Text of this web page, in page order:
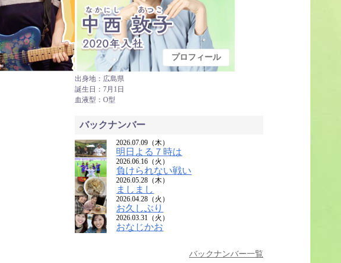
プロフィール
出身地：広島県
誕生日：7月1日
血液型：O型
バックナンバー
2026.07.09（木）
明日よる７時は
2026.06.16（火）
負けられない戦い
2026.05.28（木）
ましまし
2026.04.28（火）
お久しぶり
2026.03.31（火）
おなじかお
バックナンバー一覧